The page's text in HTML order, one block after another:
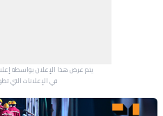
في الإعلانات التي
Advertisement Section